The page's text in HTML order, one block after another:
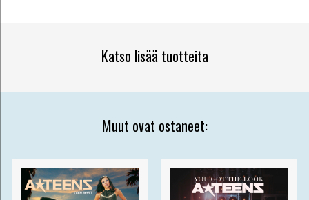
Katso lisää tuotteita
Muut ovat ostaneet: